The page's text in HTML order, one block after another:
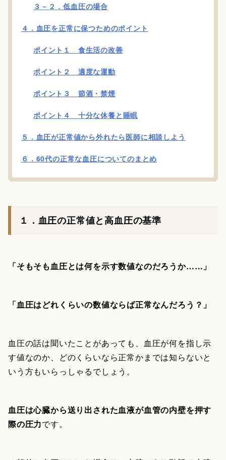
３－２．低血圧の場合
４．血圧を正常に保つためのポイント
ポイント１ 食生活の改善
ポイント２ 適度な運動
ポイント３ 節酒・禁煙
ポイント４ 十分な休養と睡眠
５．血圧が正常値から外れたら医師に相談しよう
６．60代の正常な血圧についてのまとめ
１．血圧の正常値と高血圧の基準
「そもそも血圧とは何を示す数値なのだろうか……」
「血圧はどれくらいの数値ならば正常なんだろう？」
血圧の話は聞いたことがあっても、血圧が何を指し示
す値なのか、どのくらいなら正常かまでは知らないと
いう方もいらっしゃるでしょう。
血圧は心臓から送り出された血液が血管の内壁を押す
際の圧力です。